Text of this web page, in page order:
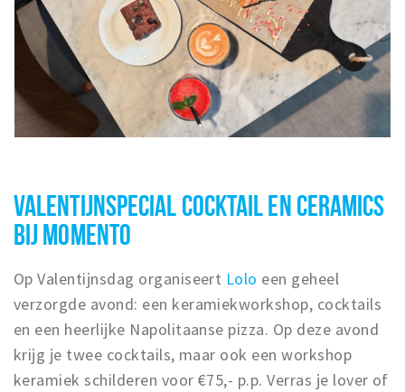
VALENTIJNSPECIAL COCKTAIL EN CERAMICS
BIJ MOMENTO
Op Valentijnsdag organiseert Lolo een geheel
verzorgde avond: een keramiekworkshop, cocktails
en een heerlijke Napolitaanse pizza. Op deze avond
krijg je twee cocktails, maar ook een workshop
keramiek schilderen voor €75,- p.p. Verras je lover of